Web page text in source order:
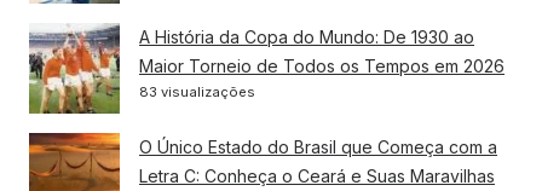
A História da Copa do Mundo: De 1930 ao
Maior Torneio de Todos os Tempos em 2026
83 visualizações
O Único Estado do Brasil que Começa com a
Letra C: Conheça o Ceará e Suas Maravilhas